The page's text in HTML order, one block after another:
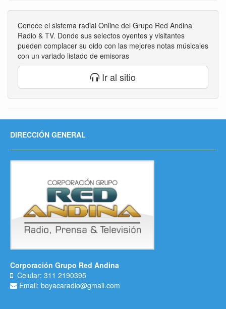
Conoce el sistema radial Online del Grupo Red Andina
Radio & TV. Donde sus selectos oyentes y visitantes
pueden complacer su oido con las mejores notas músicales
con un variado listado de emisoras
Ir al sitio
DIRECCIÓN GENERAL
Corporación Grupo Red Andina
Celular: 311 2190395
Email: boyacaradio@gmail.com